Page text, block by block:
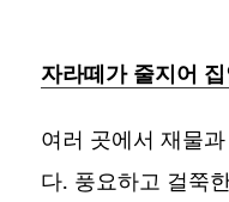
자라떼가 줄지어
여러 곳에서 재물
다. 풍요하고 걸쭉